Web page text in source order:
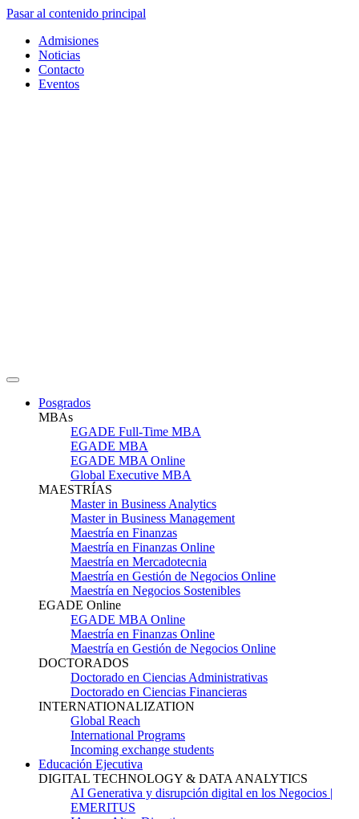
Pasar al contenido principal
Admisiones
Noticias
Contacto
Eventos
Posgrados
MBAs
EGADE Full-Time MBA
EGADE MBA
EGADE MBA Online
Global Executive MBA
MAESTRÍAS
Master in Business Analytics
Master in Business Management
Maestría en Finanzas
Maestría en Finanzas Online
Maestría en Mercadotecnia
Maestría en Gestión de Negocios Online
Maestría en Negocios Sostenibles
EGADE Online
EGADE MBA Online
Maestría en Finanzas Online
Maestría en Gestión de Negocios Online
DOCTORADOS
Doctorado en Ciencias Administrativas
Doctorado en Ciencias Financieras
INTERNATIONALIZATION
Global Reach
International Programs
Incoming exchange students
Educación Ejecutiva
DIGITAL TECHNOLOGY & DATA ANALYTICS
AI Generativa y disrupción digital en los Negocios |
EMERITUS